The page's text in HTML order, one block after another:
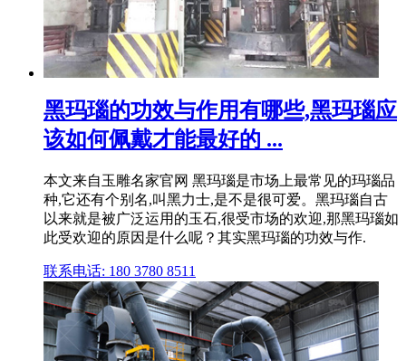
黑玛瑙的功效与作用有哪些,黑玛瑙应
该如何佩戴才能最好的 ...
本文来自玉雕名家官网 黑玛瑙是市场上最常见的玛瑙品
种,它还有个别名,叫黑力士,是不是很可爱。黑玛瑙自古
以来就是被广泛运用的玉石,很受市场的欢迎,那黑玛瑙如
此受欢迎的原因是什么呢？其实黑玛瑙的功效与作.
联系电话: 180 3780 8511